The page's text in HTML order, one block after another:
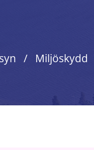
Miljöskydd